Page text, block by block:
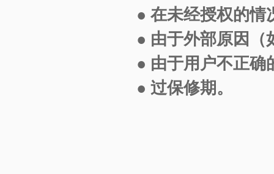
● 在未经授权的情
● 由于外部原因（
● 由于用户不正确
● 过保修期。